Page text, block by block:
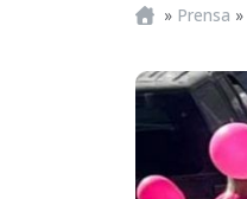
Portada
» Prensa »